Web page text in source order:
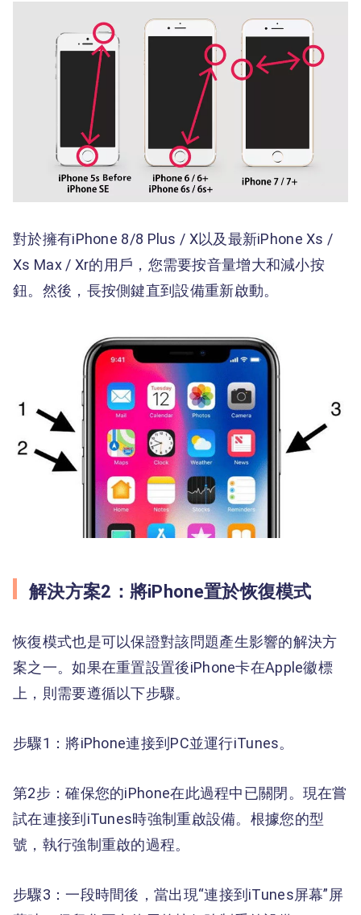
對於擁有iPhone 8/8 Plus / X以及最新iPhone Xs /
Xs Max / Xr的用戶，您需要按音量增大和減小按
鈕。然後，長按側鍵直到設備重新啟動。
解決方案2：將iPhone置於恢復模式
恢復模式也是可以保證對該問題產生影響的解決方
案之一。如果在重置設置後iPhone卡在Apple徽標
上，則需要遵循以下步驟。
步驟1：將iPhone連接到PC並運行iTunes。
第2步：確保您的iPhone在此過程中已關閉。現在嘗
試在連接到iTunes時強制重啟設備。根據您的型
號，執行強制重啟的過程。
步驟3：一段時間後，當出現“連接到iTunes屏幕”屏